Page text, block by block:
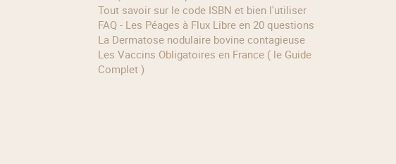
Tout savoir sur le code ISBN et bien l'utiliser
FAQ - Les Péages à Flux Libre en 20 questions
La Dermatose nodulaire bovine contagieuse
Les Vaccins Obligatoires en France ( le Guide
Complet )